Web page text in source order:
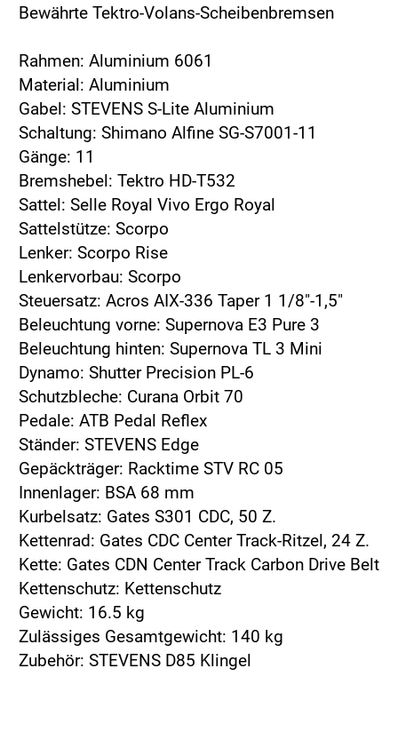
Bewährte Tektro-Volans-Scheibenbremsen
Rahmen: Aluminium 6061
Material: Aluminium
Gabel: STEVENS S-Lite Aluminium
Schaltung: Shimano Alfine SG-S7001-11
Gänge: 11
Bremshebel: Tektro HD-T532
Sattel: Selle Royal Vivo Ergo Royal
Sattelstütze: Scorpo
Lenker: Scorpo Rise
Lenkervorbau: Scorpo
Steuersatz: Acros AIX-336 Taper 1 1/8"-1,5"
Beleuchtung vorne: Supernova E3 Pure 3
Beleuchtung hinten: Supernova TL 3 Mini
Dynamo: Shutter Precision PL-6
Schutzbleche: Curana Orbit 70
Pedale: ATB Pedal Reflex
Ständer: STEVENS Edge
Gepäckträger: Racktime STV RC 05
Innenlager: BSA 68 mm
Kurbelsatz: Gates S301 CDC, 50 Z.
Kettenrad: Gates CDC Center Track-Ritzel, 24 Z.
Kette: Gates CDN Center Track Carbon Drive Belt
Kettenschutz: Kettenschutz
Gewicht: 16.5 kg
Zulässiges Gesamtgewicht: 140 kg
Zubehör: STEVENS D85 Klingel